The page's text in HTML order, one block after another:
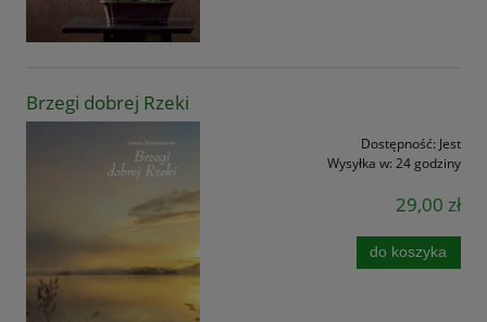
Brzegi dobrej Rzeki
Dostępność: Jest
Wysyłka w: 24 godziny
29,00 zł
do koszyka